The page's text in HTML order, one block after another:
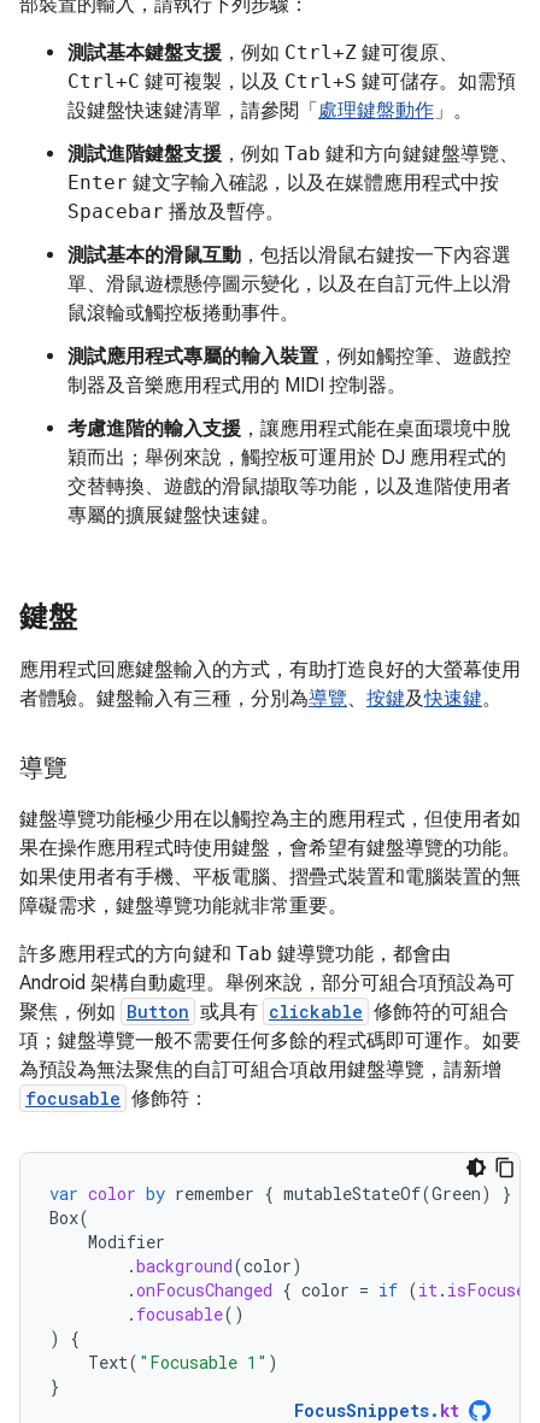
部裝置的輸入，請執行下列步驟：
測試基本鍵盤支援 ，例如 Ctrl+Z 鍵可復原、
Ctrl+C 鍵可複製，以及 Ctrl+S 鍵可儲存。如需預
設鍵盤快速鍵清單，請參閱「 處理鍵盤動作」。
測試進階鍵盤支援 ，例如 Tab 鍵和方向鍵鍵盤導覽、
Enter 鍵文字輸入確認，以及在媒體應用程式中按
Spacebar 播放及暫停。
測試基本的滑鼠互動 ，包括以滑鼠右鍵按一下內容選
單、滑鼠遊標懸停圖示變化，以及在自訂元件上以滑
鼠滾輪或觸控板捲動事件。
測試應用程式專屬的輸入裝置 ，例如觸控筆、遊戲控
制器及音樂應用程式用的 MIDI 控制器。
考慮進階的輸入支援 ，讓應用程式能在桌面環境中脫
穎而出；舉例來說，觸控板可運用於 DJ 應用程式的
交替轉換、遊戲的滑鼠擷取等功能，以及進階使用者
專屬的擴展鍵盤快速鍵。
鍵盤
應用程式回應鍵盤輸入的方式，有助打造良好的大螢幕使用
者體驗。鍵盤輸入有三種，分別為導覽、 按鍵及快速鍵。
導覽
鍵盤導覽功能極少用在以觸控為主的應用程式，但使用者如
果在操作應用程式時使用鍵盤，會希望有鍵盤導覽的功能。
如果使用者有手機、平板電腦、摺疊式裝置和電腦裝置的無
障礙需求，鍵盤導覽功能就非常重要。
許多應用程式的方向鍵和 Tab 鍵導覽功能，都會由
Android 架構自動處理。舉例來說，部分可組合項預設為可
聚焦，例如 Button 或具有 clickable 修飾符的可組合
項；鍵盤導覽一般不需要任何多餘的程式碼即可運作。如要
為預設為無法聚焦的自訂可組合項啟用鍵盤導覽，請新增
focusable 修飾符：
var color by remember { mutableStateOf(Green)
}
Box(
Modifier
.background(color)
.onFocusChanged { color = if (it. isFocused
. focusable()
)
{
Text( "Focusable 1" )
}
FocusSnippets. kt